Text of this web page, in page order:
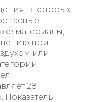
в которых
материалы,
при
или
28
Показатель